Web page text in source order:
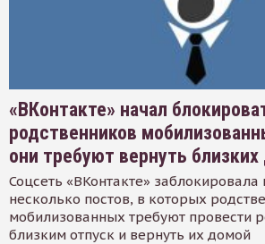
«ВКонтакте» начал
родственников
они требуют вернуть
Соцсеть «ВКонтакте»
несколько постов, в которых
мобилизованных требуют провести
близким отпуск и вернуть их домой